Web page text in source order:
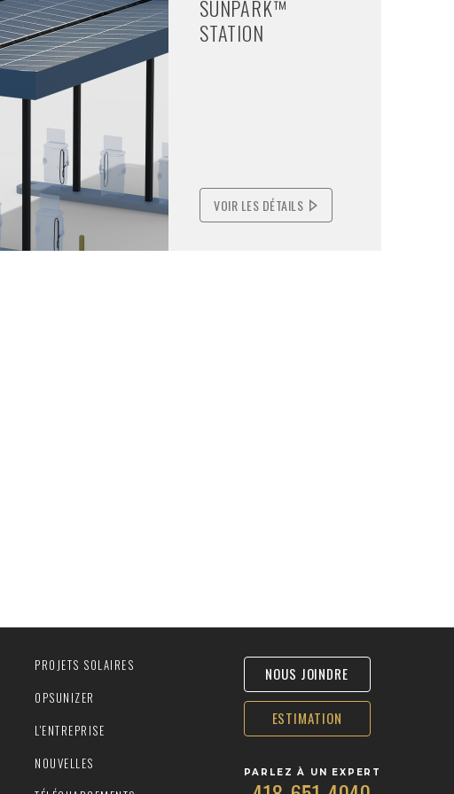
SUNPARK™
STATION
VOIR LES DÉTAILS
PROJETS SOLAIRES
OPSUNIZER
L'ENTREPRISE
NOUVELLES
NOUS JOINDRE
ESTIMATION
PARLEZ À UN EXPERT